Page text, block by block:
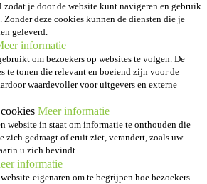
zodat je door de website kunt navigeren en gebruik
deze cookies kunnen de diensten die je
geleverd.
informatie
om bezoekers op websites te volgen. De
te tonen die relevant en boeiend zijn voor de
waardevoller voor uitgevers en externe
Meer informatie
website in staat om informatie te onthouden die
zich gedraagt of eruit ziet, verandert, zoals uw
u zich bevindt.
informatie
eigenaren om te begrijpen hoe bezoekers